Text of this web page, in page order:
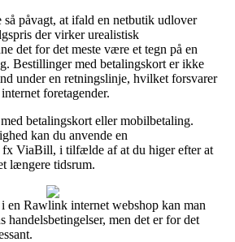
påvagt, at ifald en netbutik udlover
der virker urealistisk
det for det meste være et tegn på en
Bestillinger med betalingskort er ikke
under en retningslinje, hvilket forsvarer
foretagender.
betalingskort eller mobilbetaling.
kan du anvende en
fx ViaBill, i tilfælde af at du higer efter at
længere tidsrum.
en Rawlink internet webshop kan man
handelsbetingelser, men det er for det